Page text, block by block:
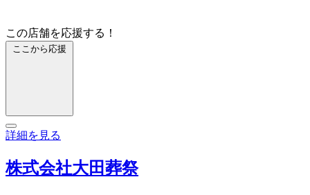
この店舗を応援する！
ここから応援
詳細を見る
株式会社大田葬祭